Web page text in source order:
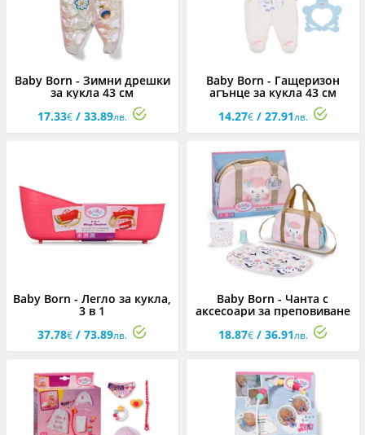
Baby Born - Зимни дрешки
за кукла 43 см
17.33€ / 33.89лв.
Baby Born - Гащеризон
агънце за кукла 43 см
14.27€/ 27.91лв.
Baby Born - Легло за кукла,
3 в 1
37.78€ / 73.89лв.
Baby Born - Чанта с
аксесоари за преповиване
18.87€/ 36.91лв.